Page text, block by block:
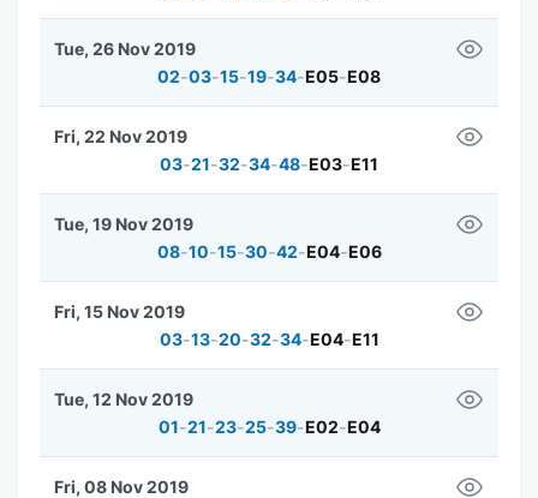
02-03-15-19-34-E05-E08
Tue, 26 Nov 2019
03-21-32-34-48-E03-E11
Fri, 22 Nov 2019
08-10-15-30-42-E04-E06
Tue, 19 Nov 2019
03-13-20-32-34-E04-E11
Fri, 15 Nov 2019
01-21-23-25-39-E02-E04
Tue, 12 Nov 2019
Fri, 08 Nov 2019